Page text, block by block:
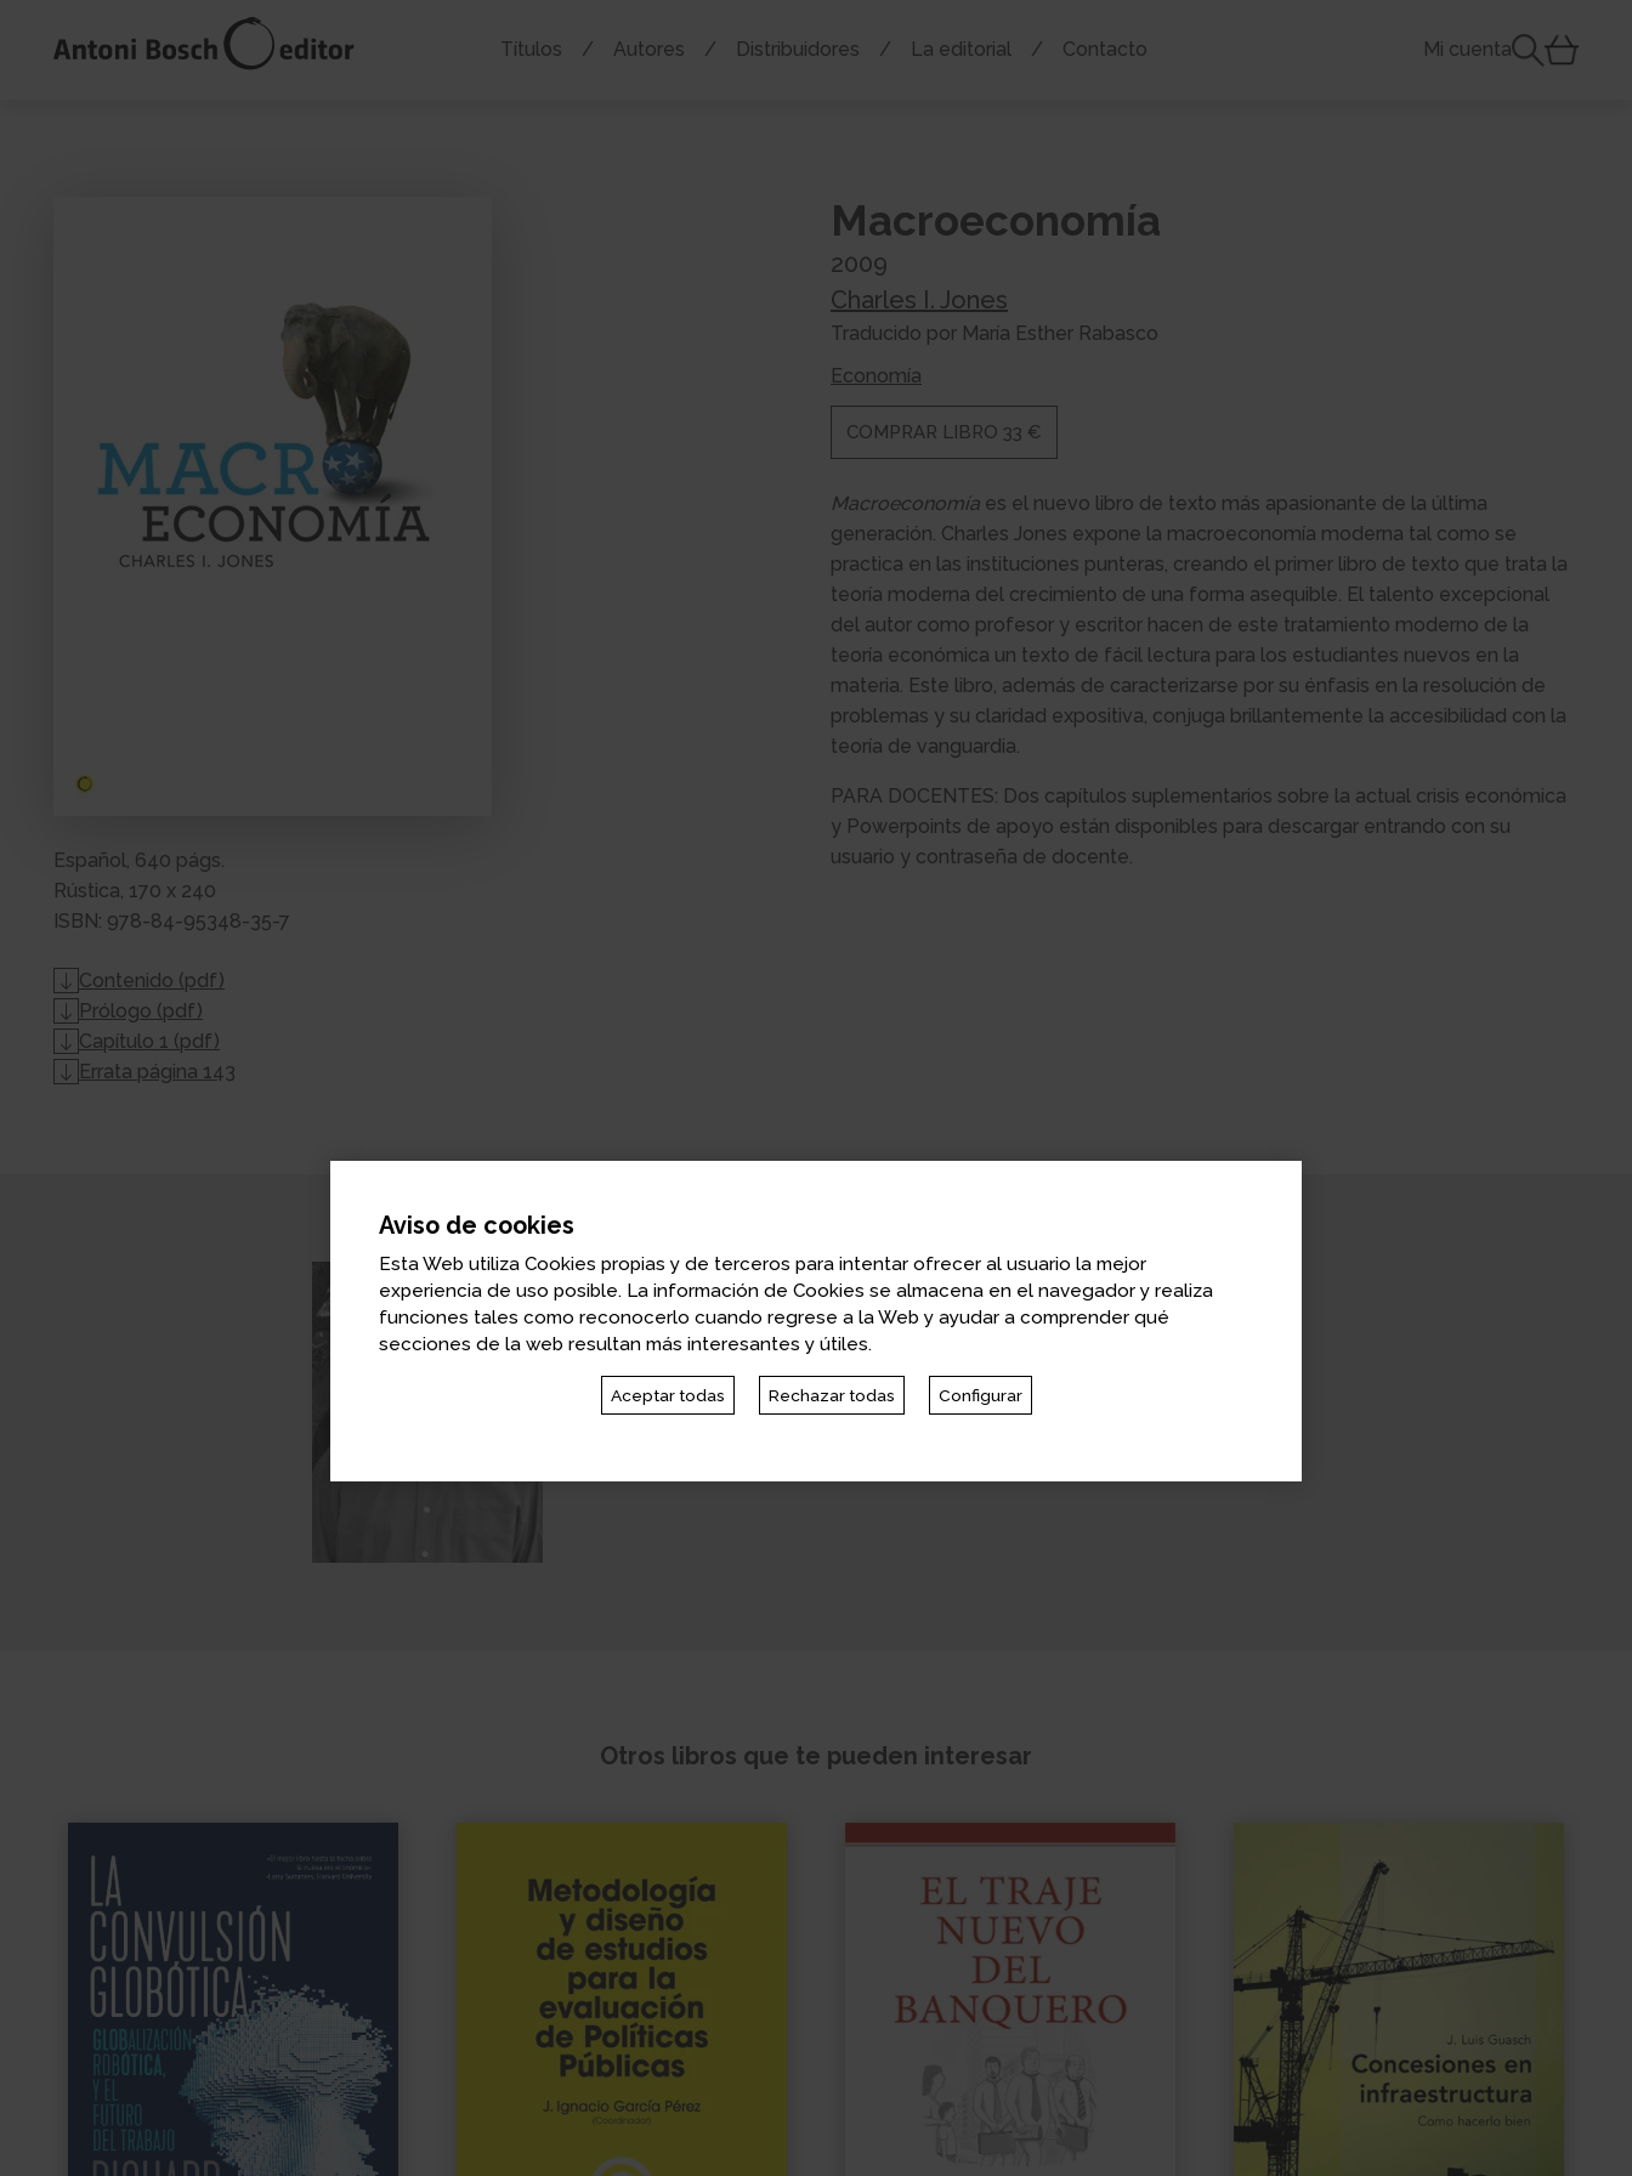
Títulos Autores Distribuidores La editorial Contacto Mi cuenta
Español, 640 págs.
Rústica, 170 x 240
ISBN: 978-84-95348-35-7
Contenido (pdf)
Prólogo (pdf)
Capítulo 1 (pdf)
Errata página 143
Macroeconomía
2009
Charles I. Jones
Traducido por María Esther Rabasco
Economía
COMPRAR LIBRO 33 €
Macroeconomía es el nuevo libro de texto más apasionante de la última
generación. Charles Jones expone la macroeconomía moderna tal como se
practica en las instituciones punteras, creando el primer libro de texto que trata la
teoría moderna del crecimiento de una forma asequible. El talento excepcional
del autor como profesor y escritor hacen de este tratamiento moderno de la
teoría económica un texto de fácil lectura para los estudiantes nuevos en la
materia. Este libro, además de caracterizarse por su énfasis en la resolución de
problemas y su claridad expositiva, conjuga brillantemente la accesibilidad con la
teoría de vanguardia.
PARA DOCENTES: Dos capítulos suplementarios sobre la actual crisis económica
y Powerpoints de apoyo están disponibles para descargar entrando con su
usuario y contraseña de docente.
Charles I. Jones
Catedrático de Economía en la University of California, Berkeley
estudio del crecimiento económico a largo plazo.
Otros libros que te pueden interesar
Aviso de cookies
Esta Web utiliza Cookies propias y de terceros para intentar ofrecer al usuario la mejor
experiencia de uso posible. La información de Cookies se almacena en el navegador y realiza
funciones tales como reconocerlo cuando regrese a la Web y ayudar a comprender qué
secciones de la web resultan más interesantes y útiles.
Aceptar todas Rechazar todas Configurar